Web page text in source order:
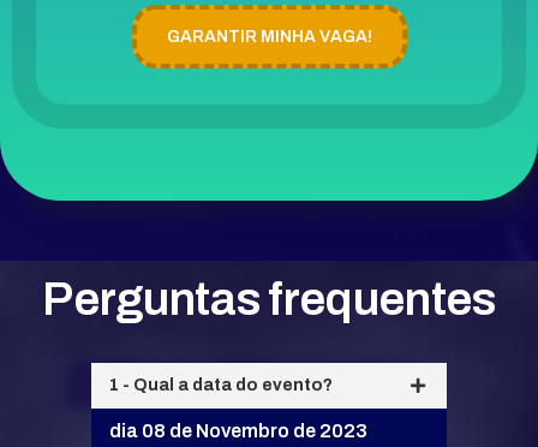
GARANTIR MINHA VAGA!
Perguntas frequentes
1 - Qual a data do evento?
dia 08 de Novembro de 2023